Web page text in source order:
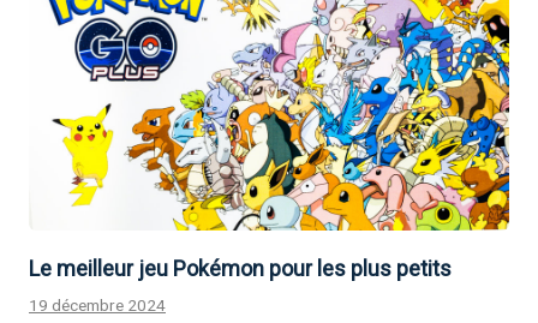
Le meilleur jeu Pokémon pour les plus petits
19 décembre 2024